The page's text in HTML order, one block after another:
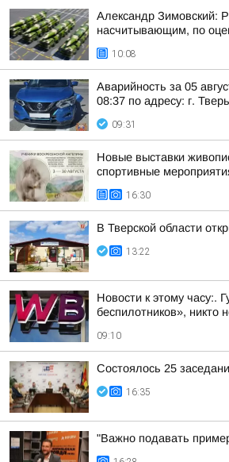
Александр Зимовский:
насчитывающим, по
10:08
Аварийность за 05
08:37 по адресу: г.
09:31
Новые выставки
спортивные
16:30
В Тверской области
13:22
Новости к этому часу:.
беспилотников», никто
09:10
Состоялось 25
16:35
"Важно подавать